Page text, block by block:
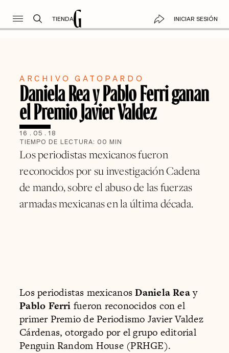
TIENDA INICIAR SESIÓN
ARCHIVO GATOPARDO
Daniela Rea y Pablo Ferri ganan
el Premio Javier Valdez
16 . 05 . 18
TIEMPO DE LECTURA: 00 MIN
Los periodistas mexicanos fueron
reconocidos por su investigación Cadena
de mando, sobre el abuso de las fuerzas
armadas mexicanas en la última década.
Los periodistas mexicanosDaniela Reay
Pablo Ferri fueron reconocidos con el
primer Premio de Periodismo Javier Valdez
Cárdenas, otorgado por el grupo editorial
Penguin Random House (PRHGE).